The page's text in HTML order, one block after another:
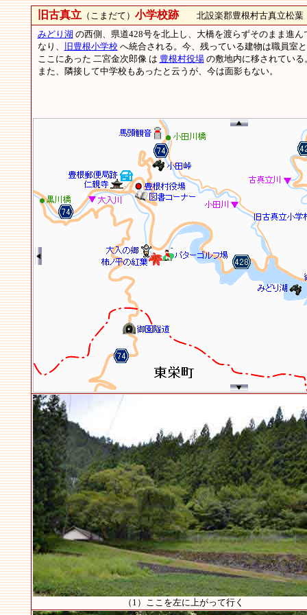
旧古真立（こまだて） 小学校跡北設楽郡豊根村古真立松葉
みどり湖 の西側、県道428号を北上し、大橋を渡らずそのまま進
なり、
旧豊根小学校 へ統合される。今、残っている建物は職員室
ここにあった 二宮金次郎像 は 豊根村役場の敷地内に移されている
また、隣接して中学校もあったと云うが、今は面影もない。
（1）ここを左に上がって行く